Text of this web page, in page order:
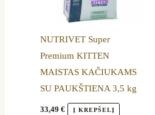
NUTRIVET Super
Premium KITTEN
MAISTAS KAČIUKAMS
SU PAUKŠTIENA 3,5 kg
33,49€ Į KREPŠELĮ